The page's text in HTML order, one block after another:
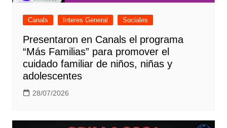
Canals Interes General Sociales
Presentaron en Canals el programa
“Más Familias” para promover el
cuidado familiar de niños, niñas y
adolescentes
28/07/2026